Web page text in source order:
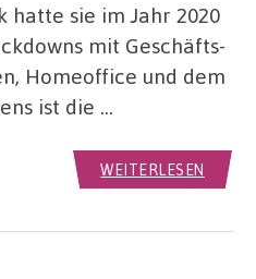
sie im Jahr 2020
mit Geschäfts-
Homeoffice und dem
ist die …
WEITERLESEN